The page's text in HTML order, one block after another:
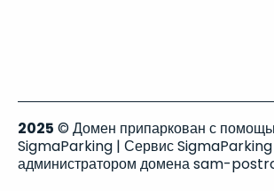
2025 © Домен припаркован с
SigmaParking | Сервис SigmaParking
администратором домена sam-